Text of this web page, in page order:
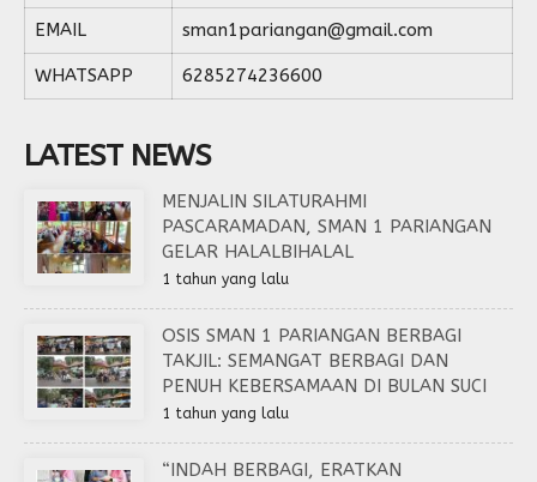
EMAIL sman1pariangan@gmail.com
WHATSAPP 6285274236600
LATEST NEWS
MENJALIN SILATURAHMI
PASCARAMADAN, SMAN 1 PARIANGAN
GELAR HALALBIHALAL
1 tahun yang lalu
OSIS SMAN 1 PARIANGAN BERBAGI
TAKJIL: SEMANGAT BERBAGI DAN
PENUH KEBERSAMAAN DI BULAN SUCI
1 tahun yang lalu
“INDAH BERBAGI, ERATKAN